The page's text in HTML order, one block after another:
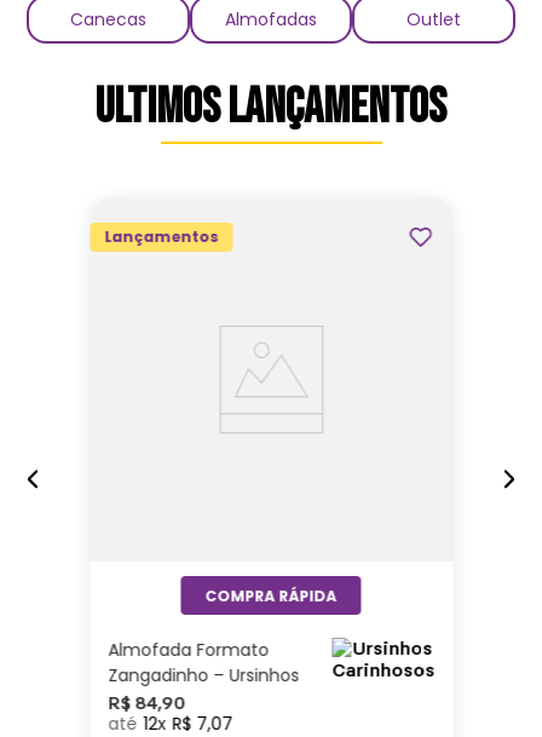
Canecas Almofadas Outlet
ULTIMOS LANÇAMENTOS
Lançamentos
Almofada Formato
Zangadinho – Ursinhos
Carinhosos
R$ 84,90
12 R$ 7,07